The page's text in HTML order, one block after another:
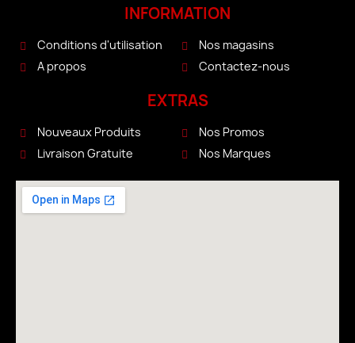
INFORMATION
Conditions d'utilisation
A propos
Nos magasins
Contactez-nous
EXTRAS
Nouveaux Produits
Livraison Gratuite
Nos Promos
Nos Marques